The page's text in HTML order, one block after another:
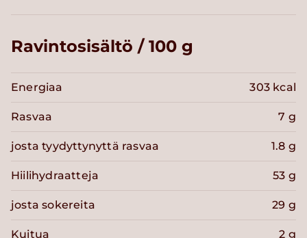
Ravintosisältö / 100 g
Energiaa 303 kcal
Rasvaa 7 g
josta tyydyttynyttä rasvaa 1.8 g
Hiilihydraatteja 53 g
josta sokereita 29 g
Kuitua 2 g